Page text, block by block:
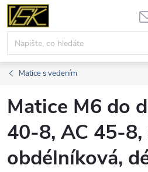
Přejít
obsah
Matice s vedením
Matice M6 do
40-8, AC 45-8,
obdélníková,